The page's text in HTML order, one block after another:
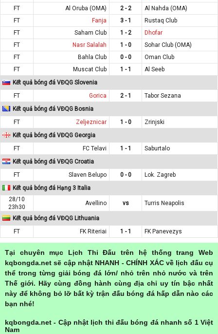
FT
Al Oruba (OMA) 2 - 2
Al Nahda (OMA)
FT
Fanja 3 - 1
Rustaq Club
FT
Saham Club 1 - 2
Dhofar
FT
Nasr Salalah 1 - 0
Sohar Club (OMA)
FT
Bahla Club 0 - 0
Oman Club
FT
Muscat Club 1 - 1
Al Seeb
Kết quả bóng đá VĐQG Slovenia
FT
Gorica 2 - 1
Tabor Sezana
Kết quả bóng đá VĐQG Bosnia
FT
Zeljeznicar 1 - 0
Zrinjski
Kết quả bóng đá VĐQG Georgia
FT
FC Telavi 1 - 1
Saburtalo
Kết quả bóng đá VĐQG Croatia
FT
Slaven Belupo 0 - 0
Lok. Zagreb
Kết quả bóng đá Hạng 3 Italia
28/10
23h30
Avellino vs Turris Neapolis
Kết quả bóng đá VĐQG Lithuania
FT
FK Riteriai 1 - 1 FK Panevezys
Tại chuyên mục Lịch Thi Đấu trên hệ thống trang Web
kqbongda.net sẽ cập nhật NHANH - CHÍNH XÁC về lịch đấu cụ
thể trong từng giải bóng đá lớn/ nhỏ trên nhỏ nước và trên
Thế giới. Hãy cùng đồng hành cùng địa chỉ uy tín bậc nhất
này để không bỏ lỡ bất kỳ trận đấu bóng đá hấp dẫn nào các
bạn nhé!
kqbongda.net - Cập nhật lịch thi đấu bóng đá nhanh số 1 Việt
Nam